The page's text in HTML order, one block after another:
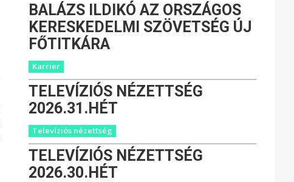
BALÁZS ILDIKÓ AZ ORSZÁGOS
KERESKEDELMI SZÖVETSÉG ÚJ
FŐTITKÁRA
Karrier
TELEVÍZIÓS NÉZETTSÉG
2026.31.HÉT
Televíziós nézettség
TELEVÍZIÓS NÉZETTSÉG
2026.30.HÉT